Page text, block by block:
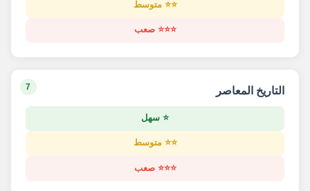
⭐⭐ متوسط
⭐⭐⭐ صعب
7 التاريخ المعاصر
⭐ سهل
⭐⭐ متوسط
⭐⭐⭐ صعب